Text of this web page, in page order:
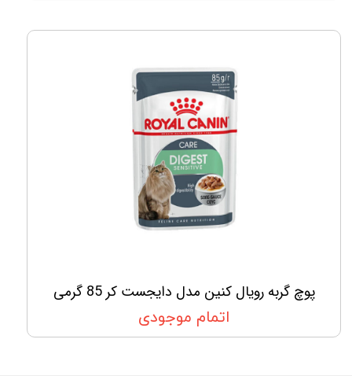
پوچ گربه رویال کنین مدل دایجست کر 85 گرمی
اتمام موجودی